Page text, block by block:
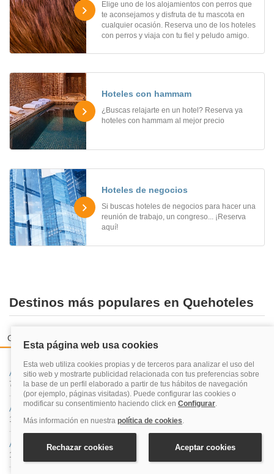
Elige uno de los alojamientos con perros que
te aconsejamos y disfruta de tu mascota en
cualquier ocasión. Reserva uno de los hoteles
con perros y viaja con tu fiel y peludo amigo.
Hoteles con hammam
¿Buscas relajarte en un hotel? Reserva ya
hoteles con hammam al mejor precio
Hoteles de negocios
Si buscas hoteles de negocios para hacer una
reunión de trabajo, un congreso... ¡Reserva
aquí!
Destinos más populares en Quehoteles
Ciudades españolas
A Coruña
71 hoteles
Albacete
19 hoteles
Alicante
125 hoteles